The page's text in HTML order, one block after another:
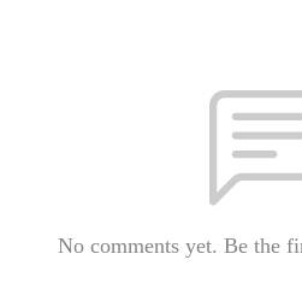
No comments yet. Be the